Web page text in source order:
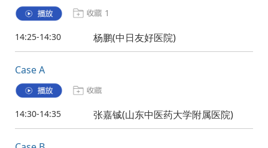
1
14:25-14:30 杨鹏(中日友好医院)
Case A
14:30-14:35 张嘉铖(山东中医药大学附属医院)